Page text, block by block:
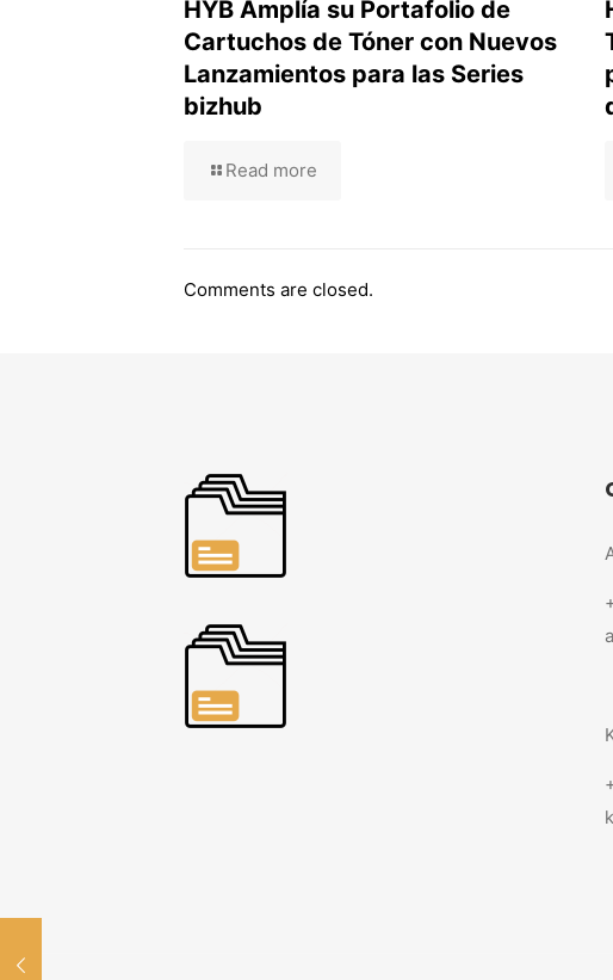
HYB Amplía su Portafolio de
Cartuchos de Tóner con Nuevos
Lanzamientos para las Series
bizhub
Read more
Comments are closed.